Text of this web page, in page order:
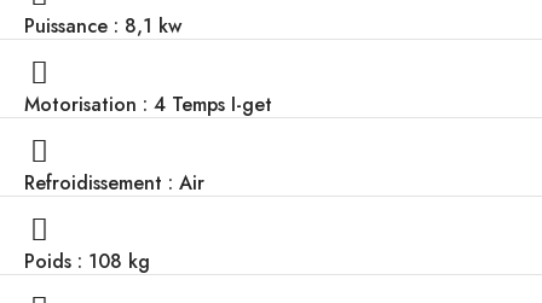
Puissance : 8,1 kw
Motorisation : 4 Temps I-get
Refroidissement : Air
Poids : 108 kg